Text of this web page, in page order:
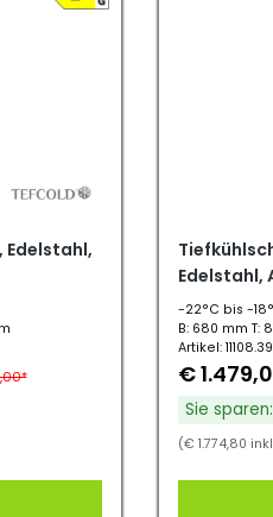
Edelstahl,
Edelstahl,
-22°C bis -
B: 680 mm T:
Artikel:
€
Sie
(€ 1.774,80